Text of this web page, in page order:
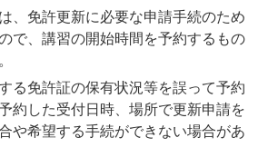
、免許更新に必要な申請手続のため
で、講習の開始時間を予約するもの
る免許証の保有状況等を誤って予約
約した受付日時、場所で更新申請を
や希望する手続ができない場合があ